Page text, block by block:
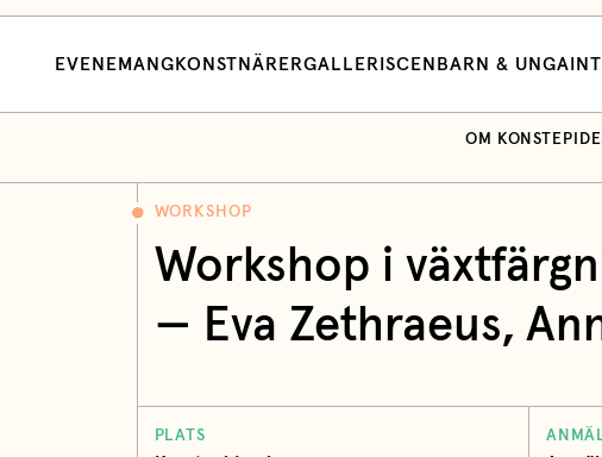
EVENEMANG KONSTNÄRERGALLERI SCEN BARN & UNGA
OM
WORKSHOP
Workshop i
— Eva Zethraeus,
PLATS